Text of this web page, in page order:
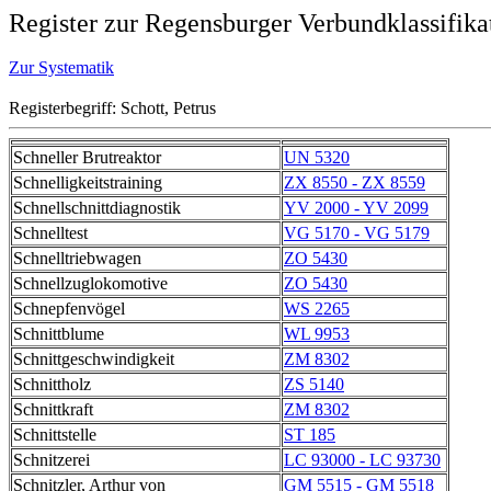
Register zur Regensburger
Zur Systematik
Registerbegriff: Schott, Petrus
Schneller Brutreaktor
UN 5320
Schnelligkeitstraining
ZX 8550 - ZX 8559
Schnellschnittdiagnostik
YV 2000 - YV 2099
Schnelltest
VG 5170 - VG 5179
Schnelltriebwagen
ZO 5430
Schnellzuglokomotive
ZO 5430
Schnepfenvögel
WS 2265
Schnittblume
WL 9953
Schnittgeschwindigkeit
ZM 8302
Schnittholz
ZS 5140
Schnittkraft
ZM 8302
Schnittstelle
ST 185
Schnitzerei
LC 93000 - LC 93730
Schnitzler, Arthur von
GM 5515 - GM 5518